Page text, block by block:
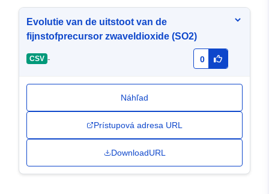
Evolutie van de uitstoot van de
fijnstofprecursor zwaveldioxide (SO2)
CSV - 0
Náhľad
Prístupová adresa URL
DownloadURL